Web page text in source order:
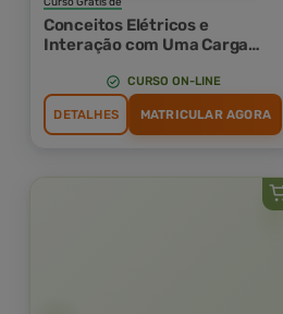
Conceitos Elétricos e
Interação com Uma Carga
CURSO ON-LINE
DETALHES MATRICULAR AGORA